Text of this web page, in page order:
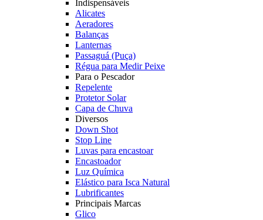
Indispensáveis
Alicates
Aeradores
Balanças
Lanternas
Passaguá (Puça)
Régua para Medir Peixe
Para o Pescador
Repelente
Protetor Solar
Capa de Chuva
Diversos
Down Shot
Stop Line
Luvas para encastoar
Encastoador
Luz Química
Elástico para Isca Natural
Lubrificantes
Principais Marcas
Glico